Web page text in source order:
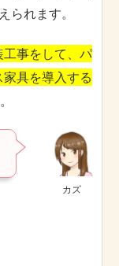
られます。
事をして、パ
具を導入する
カズ